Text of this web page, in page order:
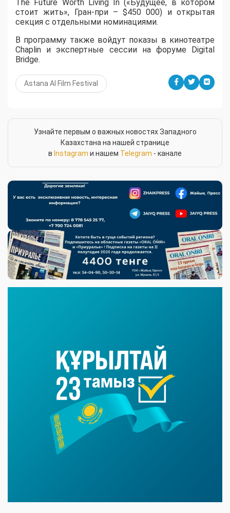
The Future Worth Living In («Будущее, в котором
стоит жить», Гран-при – $450 000) и открытая
секция с отдельными номинациями.
В программу также войдут показы в кинотеатре
Chaplin и экспертные сессии на форуме Digital
Bridge.
Astana AI Film Festival
Узнайте первым о важных новостях Западного
Казахстана на нашей странице
в Instagram и нашем Telegram - канале